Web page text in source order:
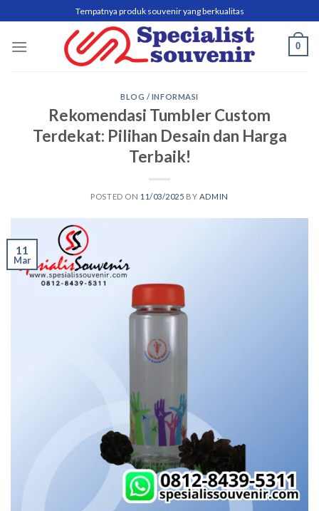
to
content
Tempatnya produk souvenir yang berkualitas
0
BLOG / INFORMASI
Rekomendasi Tumbler Custom
Terdekat: Pilihan Desain dan Harga
Terbaik!
POSTED ON 11/03/2025 BY ADMIN
11
Mar